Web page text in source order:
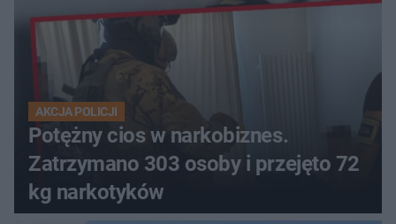
AKCJA POLICJI
Potężny cios w narkobiznes.
Zatrzymano 303 osoby i przejęto 72
kg narkotyków